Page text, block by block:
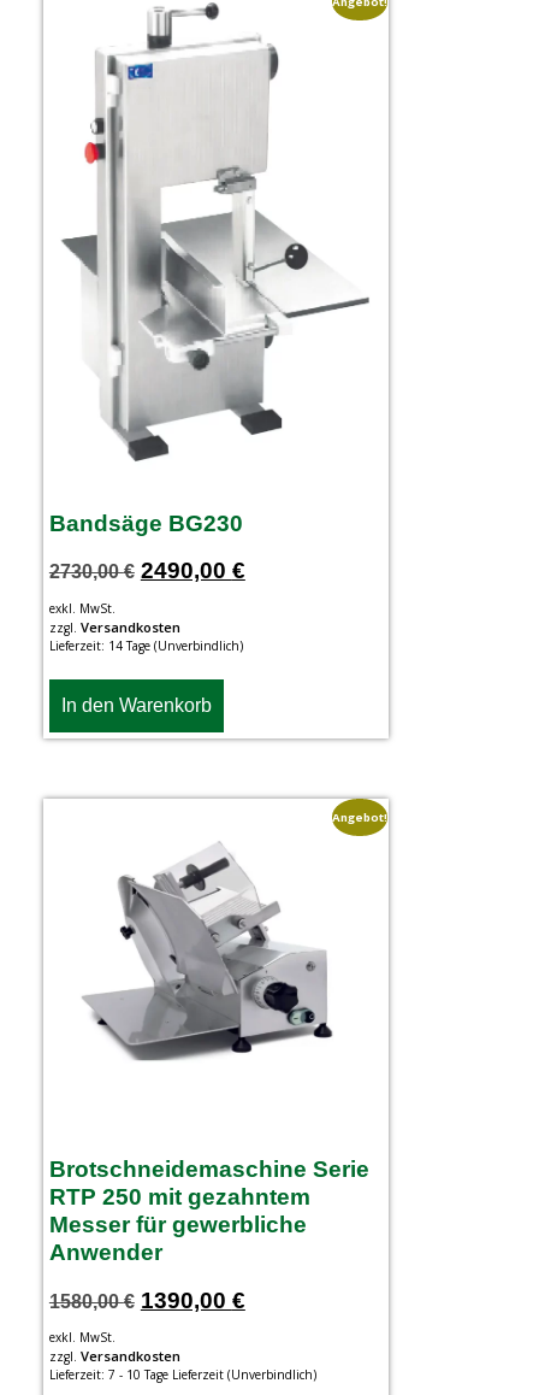
Bandsäge BG230
2730,00€ 2490,00 €
exkl. MwSt.
zzgl. Versandkosten
Lieferzeit: 14 Tage (Unverbindlich)
In den Warenkorb
Angebot!
Brotschneidemaschine Serie
RTP 250 mit gezahntem
Messer für gewerbliche
Anwender
1580,00€ 1390,00 €
exkl. MwSt.
zzgl. Versandkosten
Lieferzeit: 7 - 10 Tage Lieferzeit (Unverbindlich)